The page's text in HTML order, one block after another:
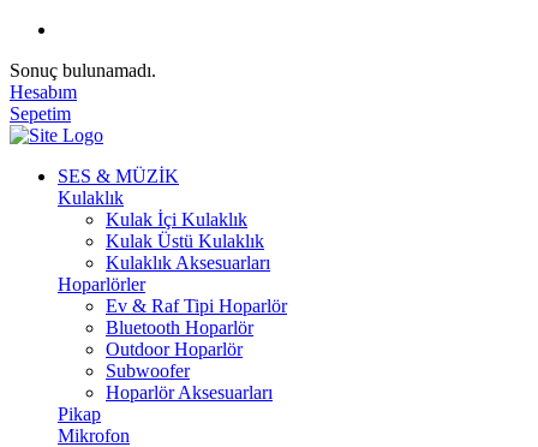
Sonuç bulunamadı.
Hesabım
Sepetim
SES & MÜZİK
Kulaklık
Kulak İçi Kulaklık
Kulak Üstü Kulaklık
Kulaklık Aksesuarları
Hoparlörler
Ev & Raf Tipi Hoparlör
Bluetooth Hoparlör
Outdoor Hoparlör
Subwoofer
Hoparlör Aksesuarları
Pikap
Mikrofon